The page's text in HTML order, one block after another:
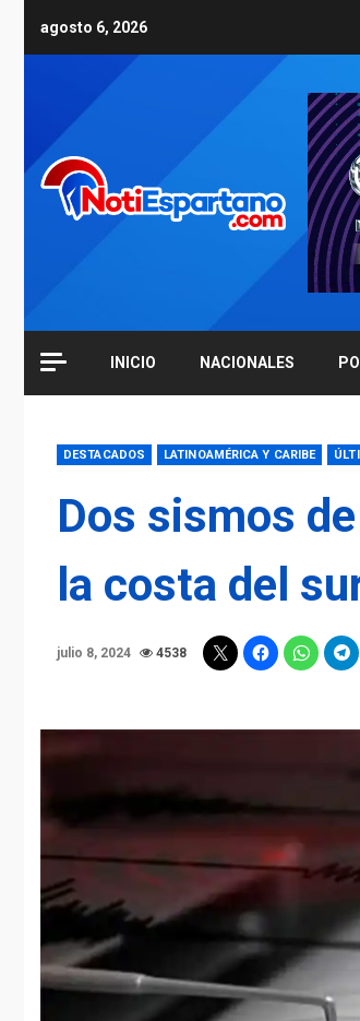
agosto 6, 2026
INICIO NACIONALES
DESTACADOS LATINOAMÉRICA Y CARIBE
Dos sismos
la costa del
julio 8, 2024 4538